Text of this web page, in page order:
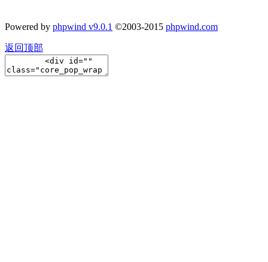
Powered by phpwind v9.0.1 ©2003-2015 phpwind.com
返回顶部